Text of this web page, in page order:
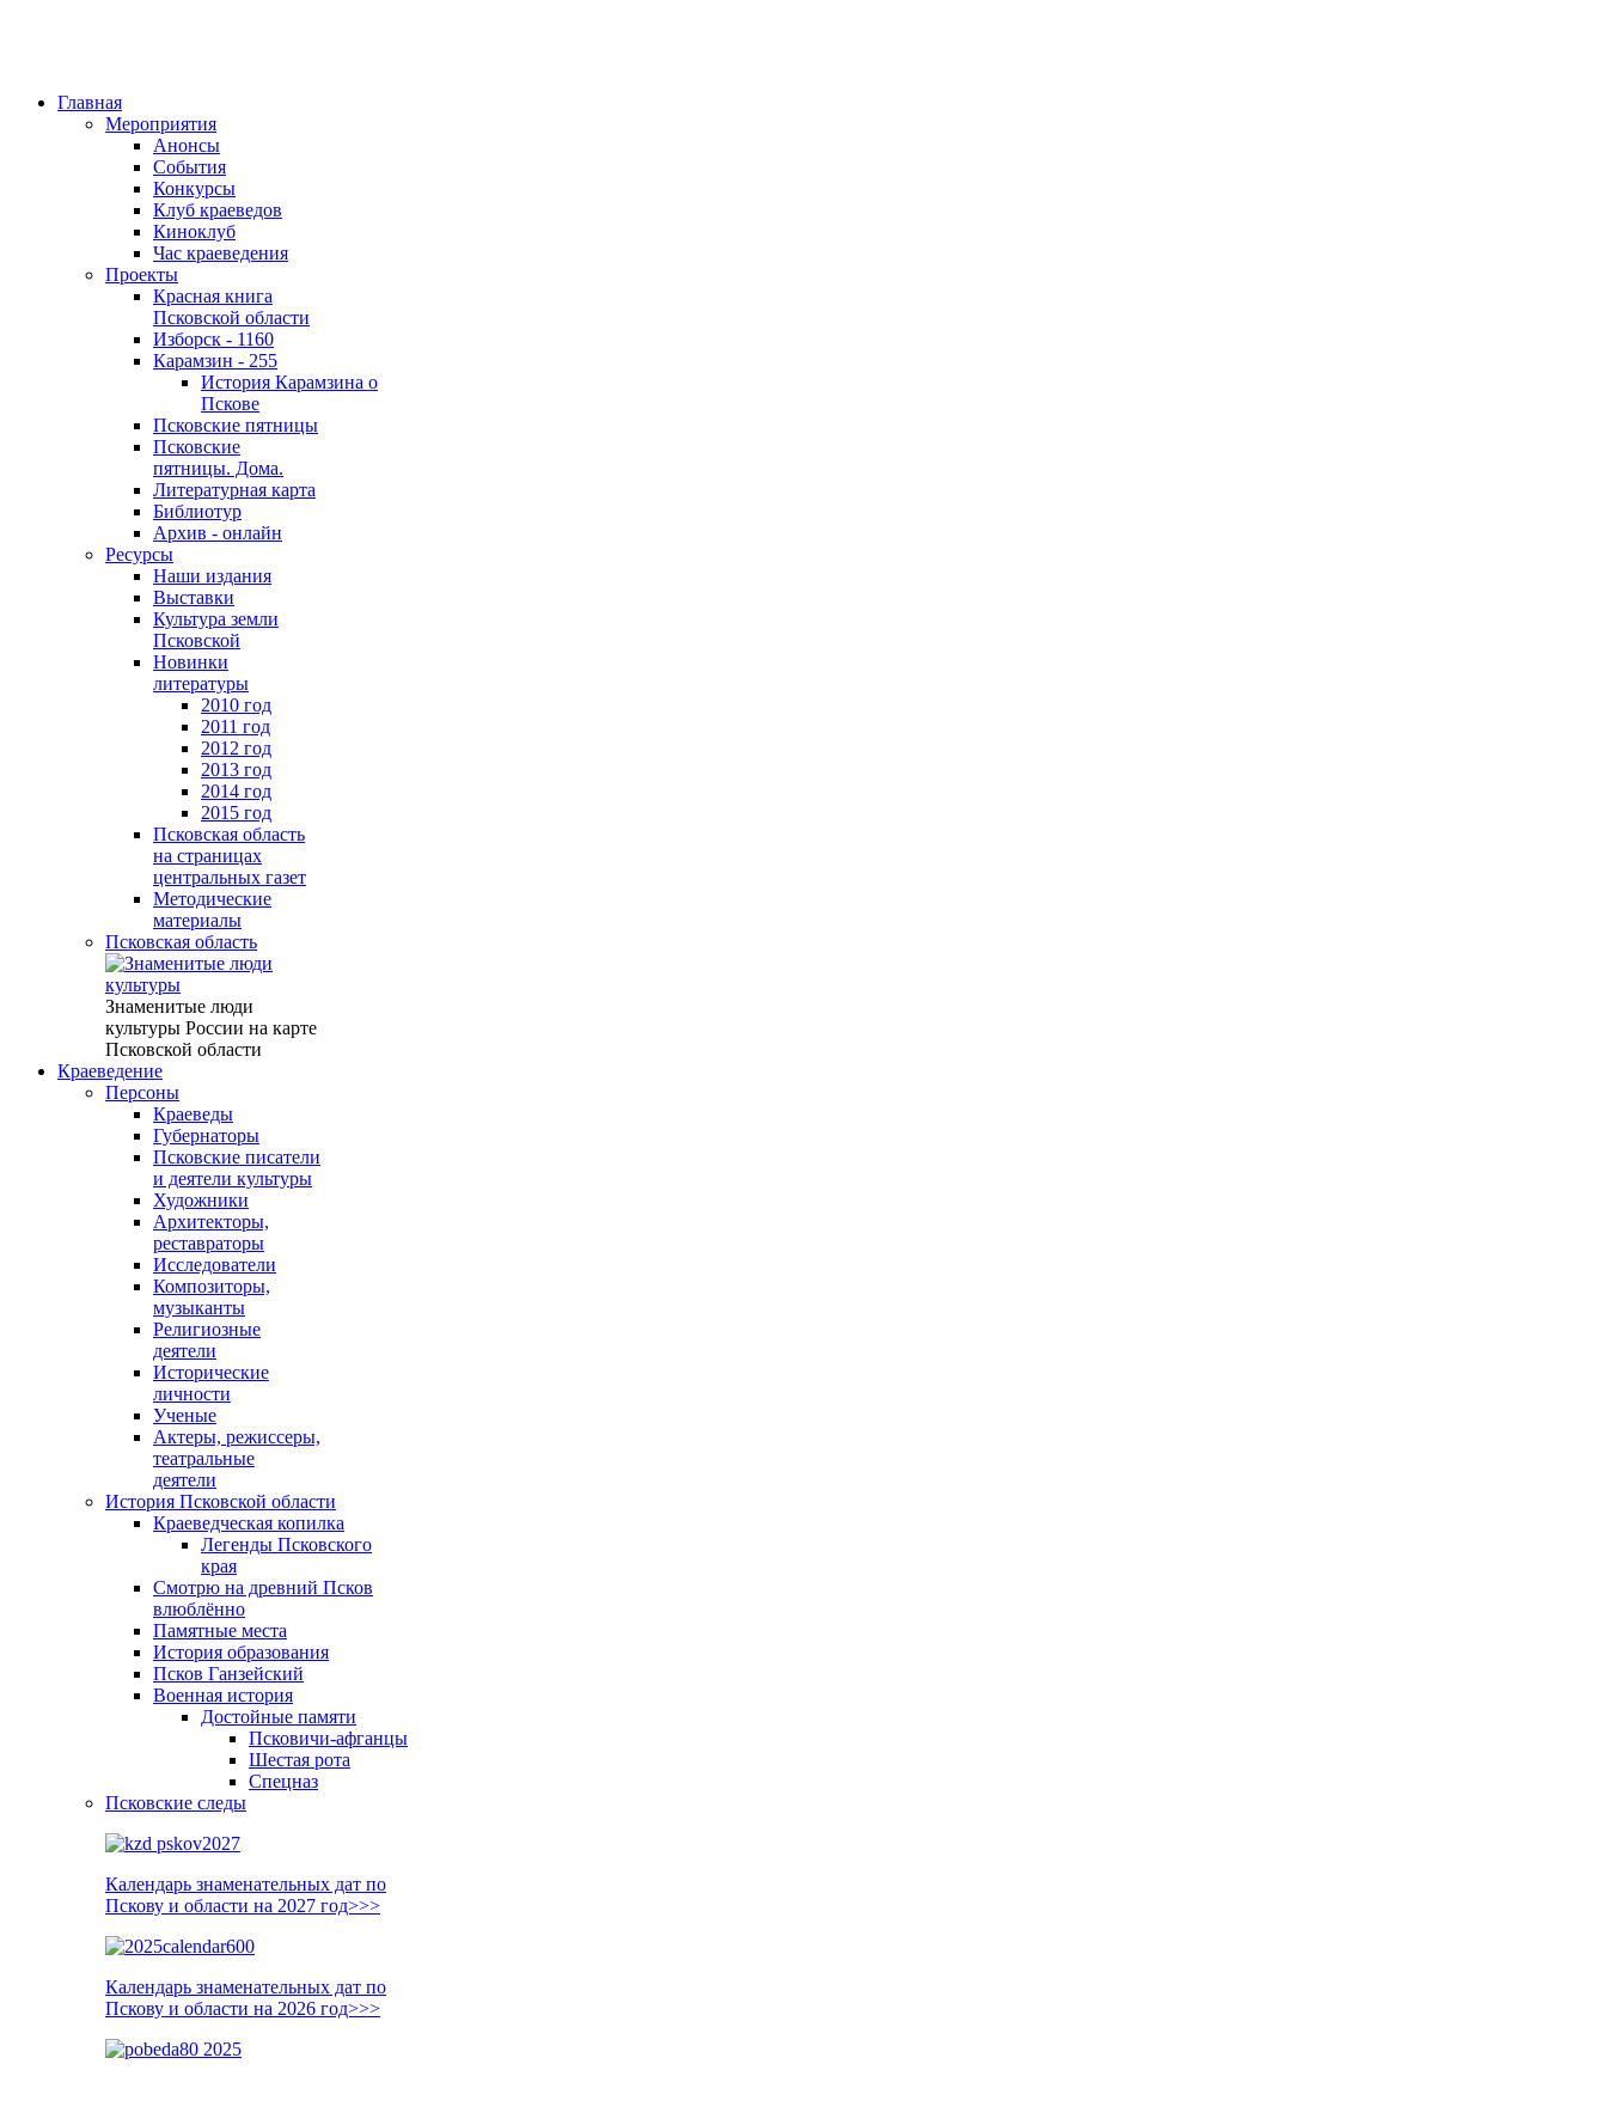
Главная
Мероприятия
Анонсы
События
Конкурсы
Клуб краеведов
Киноклуб
Час краеведения
Проекты
Красная книга
Псковской области
Изборск - 1160
Карамзин - 255
История Карамзина о
Пскове
Псковские пятницы
Псковские
пятницы. Дома.
Литературная карта
Библиотур
Архив - онлайн
Ресурсы
Наши издания
Выставки
Культура земли
Псковской
Новинки
литературы
2010 год
2011 год
2012 год
2013 год
2014 год
2015 год
Псковская область
на страницах
центральных газет
Методические
материалы
Псковская область
Знаменитые люди
культуры России на карте
Псковской области
Краеведение
Персоны
Краеведы
Губернаторы
Псковские писатели
и деятели культуры
Художники
Архитекторы,
реставраторы
Исследователи
Композиторы,
музыканты
Религиозные
деятели
Исторические
личности
Ученые
Актеры, режиссеры,
театральные
деятели
История Псковской области
Краеведческая копилка
Легенды Псковского
края
Смотрю на древний Псков
влюблённо
Памятные места
История образования
Псков Ганзейский
Военная история
Достойные памяти
Псковичи-афганцы
Шестая рота
Спецназ
Псковские следы
Календарь знаменательных дат по
Пскову и области на 2027 год>>>
Календарь знаменательных дат по
Пскову и области на 2026 год>>>